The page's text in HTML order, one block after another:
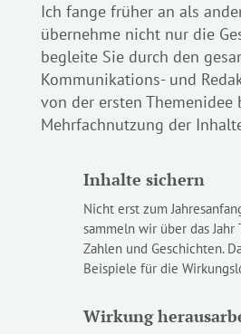
Ich fange früher an als
übernehme nicht nur die
begleite Sie durch den
Kommunikations- und
von der ersten Themenidee
Mehrfachnutzung der
Inhalte sichern
Nicht erst zum
sammeln wir über das Jahr
Zahlen und Geschichten.
Beispiele für die
Wirkung